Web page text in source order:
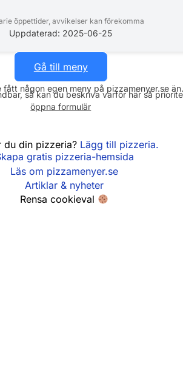
11:00 - 22:00
11:00 - 22:00
11:00 - 22:00
11:00 - 22:00
12:00 - 22:00
12:00 - 22:00
öppettider, avvikelser kan förekomma
Uppdaterad: 2025-06-25
Gå till meny
fått någon egen meny på pizzamenyer.se
så kan du beskriva varför här så
öppna formulär
du din pizzeria? Lägg till pizzeria.
gratis pizzeria-hemsida
Läs om pizzamenyer.se
Artiklar & nyheter
Rensa cookieval